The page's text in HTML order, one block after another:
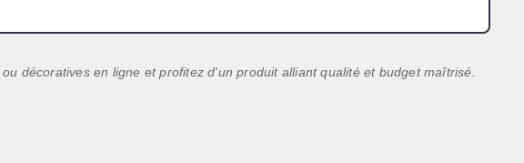
décoratives en ligne et profitez d'un produit alliant qualité et budget maîtrisé.